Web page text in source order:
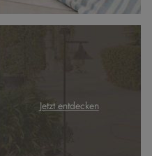
Jetzt entdecken